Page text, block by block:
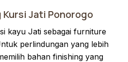
Jati Ponorogo
kayu Jati sebagai furniture
perlindungan yang lebih
bahan finishing yang